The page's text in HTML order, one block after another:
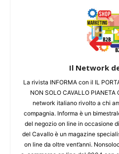
Il Network
La rivista INFORMA con il IL
NON SOLO CAVALLO
network italiano rivolto a chi
compagnia. Informa è un
del negozio on line in occasione
del Cavallo è un magazine
on line da oltre vent’anni.